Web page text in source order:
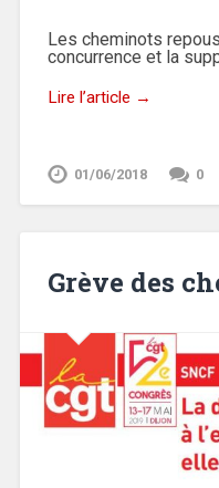
Les cheminots
concurrence et la
Lire l’article →
01/06/2018 0
Grève des